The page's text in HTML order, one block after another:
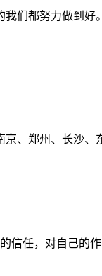
们都努力做到好。
、郑州、长沙
信任，对自己的作